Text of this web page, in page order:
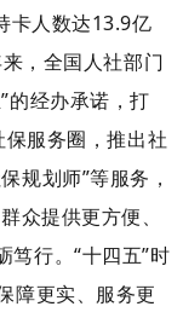
卡人数达13.9亿
，全国人社部门
的经办承诺，打
服务圈，推出社
规划师”等服务，
众提供更方便、
笃行。“十四五”时
障更实、服务更